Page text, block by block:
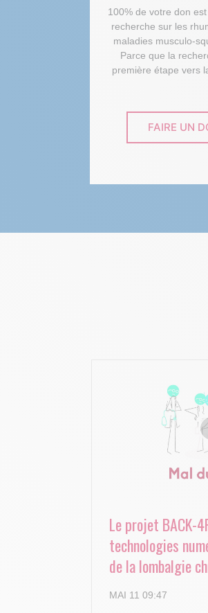
100% de votre don
recherche sur les
maladies musculo-
Parce que la
première étape vers
FAIRE UN
Le projet BACK-
technologies
de la lombalgie
MAI 11 09:47